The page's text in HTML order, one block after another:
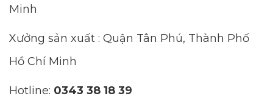
Minh
Xưởng sản xuất : Quận Tân Phú, Thành Phố
Hồ Chí Minh
Hotline: 0343 38 18 39